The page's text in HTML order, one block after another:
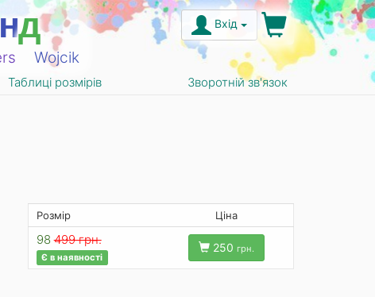
д
Wojcik
Вхід
Таблиці розмірів Зворотній зв'язок
Розмір Ціна
98 499 грн.
Є в наявності
250 грн.